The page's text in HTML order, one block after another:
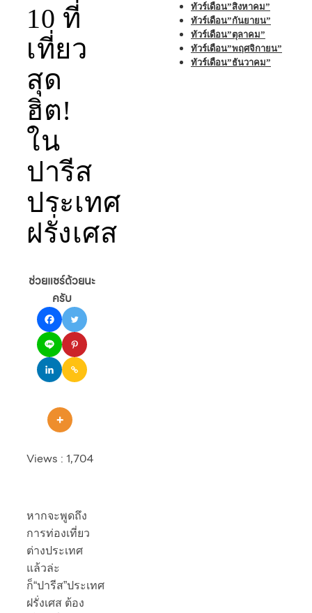
10 ที่
เที่ยว
สุด
ฮิต!
ใน
ปารีส
ประเทศ
ฝรั่งเศส
ช่วยแชร์ด้วยนะ
ครับ
Views : 1,704
หากจะพูดถึง
การท่องเที่ยว
ต่างประเทศ
แล้วล่ะ
ก็“ปารีส”ประเทศ
ฝรั่งเศส ต้อง
ทัวร์เดือน”สิงหาคม”
ทัวร์เดือน”กันยายน”
ทัวร์เดือน”ตุลาคม”
ทัวร์เดือน”พฤศจิกายน”
ทัวร์เดือน”ธันวาคม”